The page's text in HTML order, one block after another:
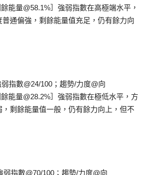
餘能量@58.1%］強弱指數在高極端水平，
普通偏強，剩餘能量值充足，仍有餘力向
指數@24/100；趨勢/力度@向
餘能量@28.2%］強弱指數在極低水平，方
，剩餘能量值一般，仍有餘力向上，但不
弱指數@70/100；趨勢/力度@向